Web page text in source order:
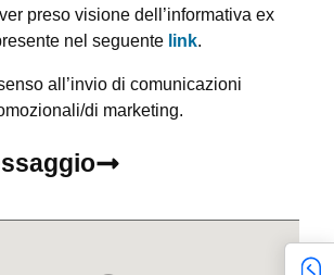
preso visione dell’informativa ex
nel seguente link.
all’invio di comunicazioni
di marketing.